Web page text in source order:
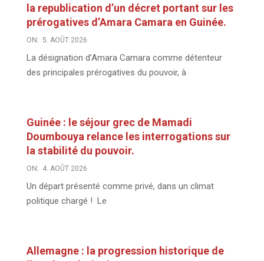
la republication d’un décret portant sur les
prérogatives d’Amara Camara en Guinée.
ON: 5. AOÛT 2026
La désignation d’Amara Camara comme détenteur
des principales prérogatives du pouvoir, à
Guinée : le séjour grec de Mamadi
Doumbouya relance les interrogations sur
la stabilité du pouvoir.
ON: 4. AOÛT 2026
Un départ présenté comme privé, dans un climat
politique chargé ! Le
Allemagne : la progression historique de